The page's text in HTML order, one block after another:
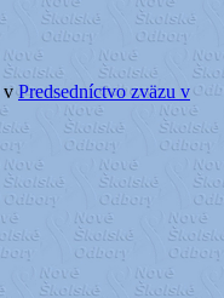
vPredsedníctvo zväzu v